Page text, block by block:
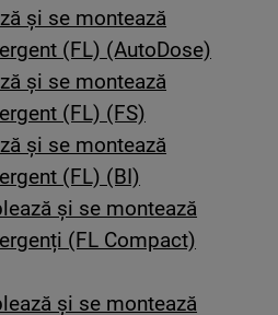
și se montează
(FL) (AutoDose)
și se montează
(FL) (FS)
și se montează
(FL) (BI)
și se montează
(FL Compact)
și se montează